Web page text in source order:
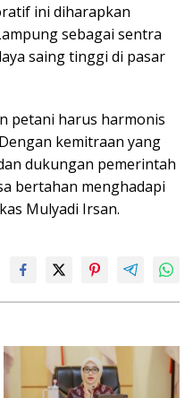
ini diharapkan
sebagai sentra
saing tinggi di pasar
petani harus harmonis
kemitraan yang
dukungan pemerintah
bertahan menghadapi
Mulyadi Irsan.